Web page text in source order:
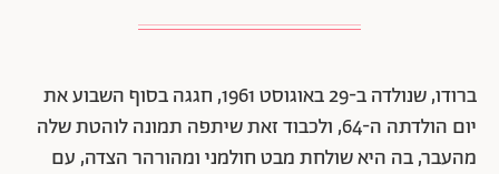
ברודו, שנולדה ב-29 באוגוסט 1961, חגגה בסוף השבוע את
יום הולדתה ה-64, ולכבוד זאת שיתפה תמונה לוהטת שלה
מהעבר, בה היא שולחת מבט חולמני ומהורהר הצדה, עם